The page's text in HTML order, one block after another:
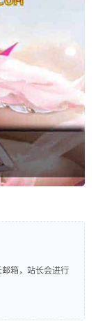
箱，站长会进行